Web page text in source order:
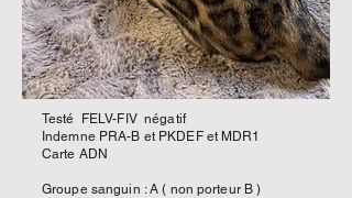
Testé FELV-FIV négatif
Indemne PRA-B et PKDEF et MDR1
Carte ADN
Groupe sanguin : A ( non porteur B )